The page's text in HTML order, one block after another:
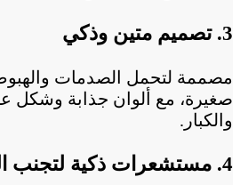
3. تصميم متين وذكي
مصممة لتحمل الصدمات
صغيرة، مع ألوان جذابة وشكل
والكبار.
4. مستشعرات ذكية لتجنب العقبات